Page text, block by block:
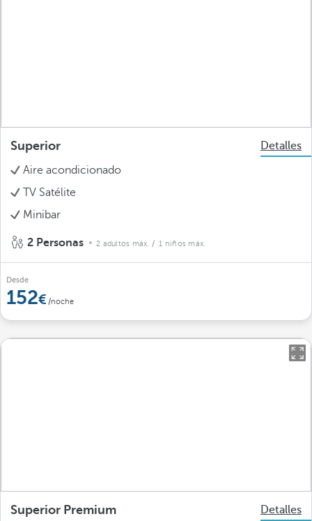
Superior
Detalles
Aire acondicionado
TV Satélite
Minibar
2 Personas 2 adultos máx. / 1 niños máx.
Desde
152 /noche
Superior Premium Detalles